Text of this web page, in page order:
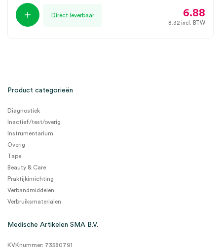
Direct leverbaar 6.88
8.32 incl. BTW
Product categorieën
Diagnostiek
Inactief/test/overig
Instrumentarium
Overig
Tape
Beauty & Care
Praktijkinrichting
Verbandmiddelen
Verbruiksmaterialen
Medische Artikelen SMA B.V.
KVKnummer: 73580791